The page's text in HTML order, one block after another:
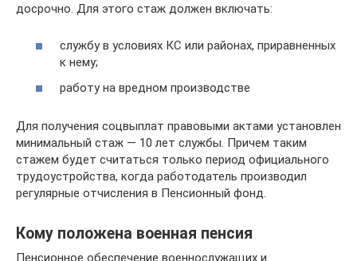
досрочно. Для этого стаж должен включать:
службу в условиях КС или районах, приравненных
к нему;
работу на вредном производстве
Для получения соцвыплат правовыми актами установлен
минимальный стаж — 10 лет службы. Причем таким
стажем будет считаться только период официального
трудоустройства, когда работодатель производил
регулярные отчисления в Пенсионный фонд.
Кому положена военная пенсия
Пенсионное обеспечение военнослужащих и